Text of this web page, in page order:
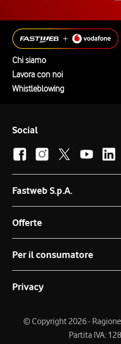
Chi siamo
Lavora con noi
Whistleblowing
Social
Fastweb S.p.A.
Offerte
Per il consumatore
Privacy
© Copyright 2026 - Ragione
Partita IVA: